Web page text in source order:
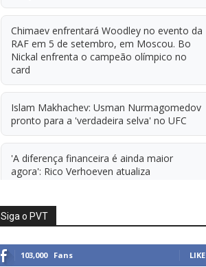
Chimaev enfrentará Woodley no evento da
RAF em 5 de setembro, em Moscou. Bo
Nickal enfrenta o campeão olímpico no
card
Islam Makhachev: Usman Nurmagomedov
pronto para a 'verdadeira selva' no UFC
'A diferença financeira é ainda maior
agora': Rico Verhoeven atualiza
para Michael Morales simplesmente ficar
sentado esperando. E ainda cutuca Prates
Siga o PVT
103,000 Fans LIKE